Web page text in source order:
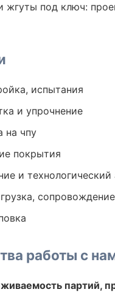
жгуты под ключ:
испытания
и упрочнение
на чпу
покрытия
и технологический
работы с
партий,